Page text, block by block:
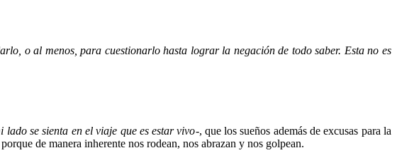
o al menos, para cuestionarlo hasta lograr la negación de todo saber. Esta no es
lado se sienta en el viaje que es estar vivo-, que los sueños además de excusas para la
de manera inherente nos rodean, nos abrazan y nos golpean.